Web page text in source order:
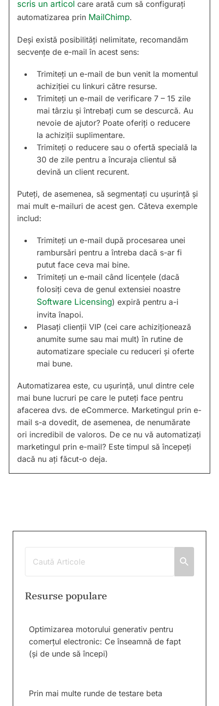
scris un articol care arată cum să configurați
automatizarea prin MailChimp.
Deși există posibilități nelimitate, recomandăm
secvențe de e-mail în acest sens:
Trimiteți un e-mail de bun venit la momentul
achiziției cu linkuri către resurse.
Trimiteți un e-mail de verificare 7 – 15 zile
mai târziu și întrebați cum se descurcă. Au
nevoie de ajutor? Poate oferiți o reducere
la achiziții suplimentare.
Trimiteți o reducere sau o ofertă specială la
30 de zile pentru a încuraja clientul să
devină un client recurent.
Puteți, de asemenea, să segmentați cu ușurință și
mai mult e-mailuri de acest gen. Câteva exemple
includ:
Trimiteți un e-mail după procesarea unei
rambursări pentru a întreba dacă s-ar fi
putut face ceva mai bine.
Trimiteți un e-mail când licențele (dacă
folosiți ceva de genul extensiei noastre
Software Licensing) expiră pentru a-i
invita înapoi.
Plasați clienții VIP (cei care achiziționează
anumite sume sau mai mult) în rutine de
automatizare speciale cu reduceri și oferte
mai bune.
Automatizarea este, cu ușurință, unul dintre cele
mai bune lucruri pe care le puteți face pentru
afacerea dvs. de eCommerce. Marketingul prin e-
mail s-a dovedit, de asemenea, de nenumărate
ori incredibil de valoros. De ce nu vă automatizați
marketingul prin e-mail? Este timpul să începeți
dacă nu ați făcut-o deja.
Resurse populare
Optimizarea motorului generativ pentru
comerțul electronic: Ce înseamnă de fapt
(și de unde să începi)
Prin mai multe runde de testare beta